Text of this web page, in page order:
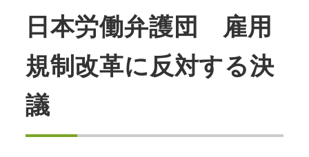
日本労働弁護団 雇用
規制改革に反対する決
議